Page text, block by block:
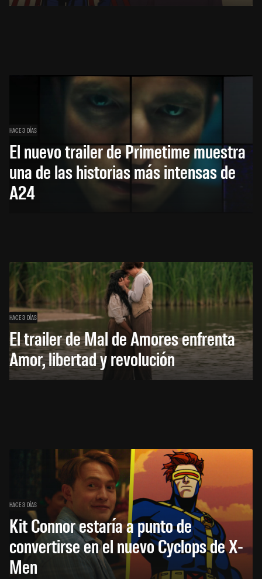
HACE 3 DÍAS
El nuevo trailer de Primetime muestra
una de las historias más intensas de
A24
HACE 3 DÍAS
El trailer de Mal de Amores enfrenta
Amor, libertad y revolución
HACE 3 DÍAS
Kit Connor estaría a punto de
convertirse en el nuevo Cyclops de X-
Men